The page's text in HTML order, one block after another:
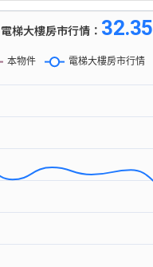
電梯大樓房市行情： 32.35